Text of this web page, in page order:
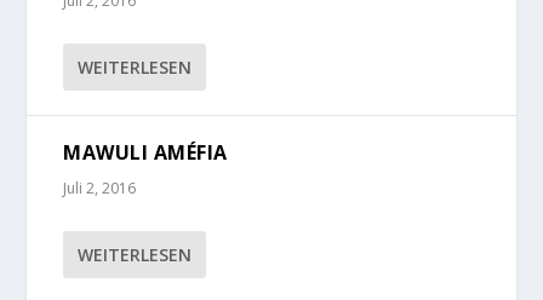
WEITERLESEN
MAWULI AMÉFIA
Juli 2, 2016
WEITERLESEN